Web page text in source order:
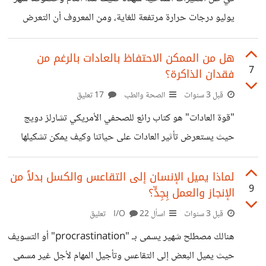
يوليو درجات حرارة مرتفعة للغاية، ومن المعروف أن التعرض
لموجات الحرارة الزائدة لفترات طويلة تؤدي إلى مشاكل صحية
مثل الجفاف ولكنها قد تشكل أيضًا مخاطر كبيرة على صحة
الدماغ، بما في ذلك زيادة فرص الإصابة بمشاكل الصحة العقلية،
بل وربما يزيد من احتمالات السلوك العنيف. وعلى عكس ذلك فإن
التعرض لها لفترات قصيرة قد تفيد في الواقع الصحة العامة
وصحة الدماغ. وفي ظل هذه التقلبات مؤخرًا يجب أن نفهم كيف
7
هل من الممكن الاحتفاظ بالعادات بالرغم من
فقدان الذاكرة؟
قبل 3 سنوات الصحة والطب
"قوة العادات" هو كتاب رائع للصحفي الأمريكي تشارلز دويج
حيث يستعرض تأثير العادات على حياتنا وكيف يمكن تشكيلها
وتغييرها. يشمل الكتاب قصة حياة " إيوجين بولي" التي حدثت
عام 1993 عندما بدأ في فقدان ذاكرته بشكل تدريجي وكان
السبب وراء ذلك هو مرض التهاب دماغي فيروسي الذي تسبب
في إتلاف بعض أجزاء من عقله، ولكن الأمر المثير بالنسبة لي لم
يكن تأثر إيوجين في قدرته على تذكر التفاصيل اليومية والأمور
البسيطة مثل مكان الإقامة أو أي مهام يومية أخرى، بل
9
لماذا يميل الإنسان إلى التقاعس والكسل بدلاً من
الإنجاز والعمل بِجِدٍّ؟
قبل 3 سنوات اسأل I/O22 تعليق
هنالك مصطلح شهير يسمى بـ "procrastination" أو التسويف
حيث يميل البعض إلى التقاعس وتأجيل المهام لأجل غير مسمى